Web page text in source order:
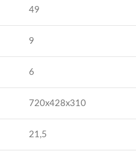
49
9
6
720x428x310
21,5